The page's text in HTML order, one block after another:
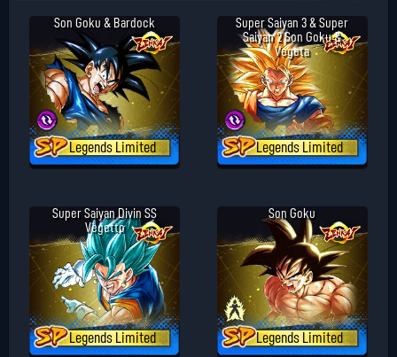
Son Goku & Bardock
Legends Limited
Super Saiyan 3 & Super
Saiyan 2 Son Goku &
Vegeta
Legends Limited
Super Saiyan Divin SS
Vegetto
Legends Limited
Son Goku
Legends Limited